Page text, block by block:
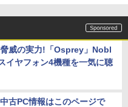
威の実力!「Osprey」Nobl
イヤフォン4機種を一気に聴
古PC情報はこのページで